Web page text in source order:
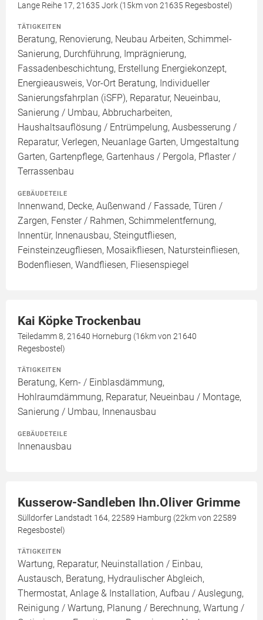
Lange Reihe 17, 21635 Jork (15km von 21635 Regesbostel)
TÄTIGKEITEN
Beratung, Renovierung, Neubau Arbeiten, Schimmel-
Sanierung, Durchführung, Imprägnierung,
Fassadenbeschichtung, Erstellung Energiekonzept,
Energieausweis, Vor-Ort Beratung, Individueller
Sanierungsfahrplan (iSFP), Reparatur, Neueinbau,
Sanierung / Umbau, Abbrucharbeiten,
Haushaltsauflösung / Entrümpelung, Ausbesserung /
Reparatur, Verlegen, Neuanlage Garten, Umgestaltung
Garten, Gartenpflege, Gartenhaus / Pergola, Pflaster /
Terrassenbau
GEBÄUDETEILE
Innenwand, Decke, Außenwand / Fassade, Türen /
Zargen, Fenster / Rahmen, Schimmelentfernung,
Innentür, Innenausbau, Steingutfliesen,
Feinsteinzeugfliesen, Mosaikfliesen, Natursteinfliesen,
Bodenfliesen, Wandfliesen, Fliesenspiegel
Kai Köpke Trockenbau
Teiledamm 8, 21640 Horneburg (16km von 21640
Regesbostel)
TÄTIGKEITEN
Beratung, Kern- / Einblasdämmung,
Hohlraumdämmung, Reparatur, Neueinbau / Montage,
Sanierung / Umbau, Innenausbau
GEBÄUDETEILE
Innenausbau
Kusserow-Sandleben Ihn.Oliver Grimme
Sülldorfer Landstadt 164, 22589 Hamburg (22km von 22589
Regesbostel)
TÄTIGKEITEN
Wartung, Reparatur, Neuinstallation / Einbau,
Austausch, Beratung, Hydraulischer Abgleich,
Thermostat, Anlage & Installation, Aufbau / Auslegung,
Reinigung / Wartung, Planung / Berechnung, Wartung /